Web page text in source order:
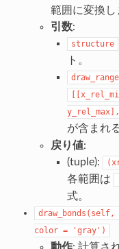
範囲に変換し
引数:
structure
ト。
draw_range
y_rel_max],
が含まれ
戻り値:
(tuple):
各範囲は
式。
draw_bonds(self,
color = 'gray')